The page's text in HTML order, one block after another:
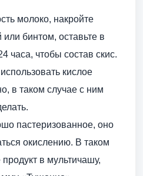
молоко, накройте
или бинтом, оставьте в
часа, чтобы состав скис.
кислое
в таком случае с ним
пастеризованное, оно
окислению. В таком
в мультичашу,